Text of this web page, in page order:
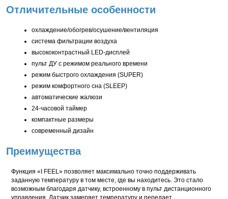
Отличительные особенности
охлаждение/обогрев/осушение/вентиляция
система фильтрации воздуха
высококонтрастный LED-дисплей
пульт ДУ с режимом реального времени
режим быстрого охлаждения (SUPER)
режим комфортного сна (SLEEP)
автоматические жалюзи
24-часовой таймер
компактные размеры
современный дизайн
Преимущества
Функция «I FEEL» позволяет максимально точно поддерживать
заданную температуру в том месте, где вы находитесь. Это стало
возможным благодаря датчику, встроенному в пульт дистанционного
управления. Датчик замеряет температуру и передает